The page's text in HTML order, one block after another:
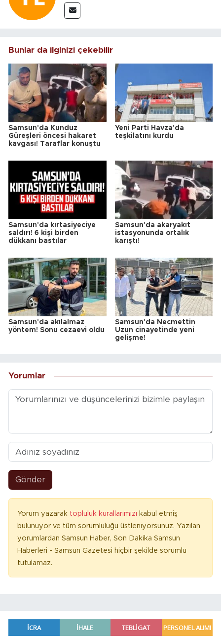
Bunlar da ilginizi çekebilir
Samsun'da Kunduz
Güreşleri öncesi hakaret
kavgası! Taraflar konuştu
Yeni Parti Havza'da
teşkilatını kurdu
Samsun'da kırtasiyeciye
saldırı! 6 kişi birden
dükkanı bastılar
Samsun'da akaryakıt
istasyonunda ortalık
karıştı!
Samsun'da akılalmaz
yöntem! Sonu cezaevi oldu
Samsun'da Necmettin
Uzun cinayetinde yeni
gelişme!
Yorumlar
Gönder
Yorum yazarak topluluk kurallarımızı kabul etmiş
bulunuyor ve tüm sorumluluğu üstleniyorsunuz. Yazılan
yorumlardan Samsun Haber, Son Dakika Samsun
Haberleri - Samsun Gazetesi hiçbir şekilde sorumlu
tutulamaz.